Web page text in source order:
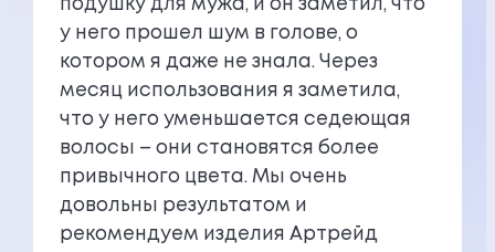
подушку для мужа, и он заметил, что
у него прошел шум в голове, о
котором я даже не знала. Через
месяц использования я заметила,
что у него уменьшается седеющая
волосы – они становятся более
привычного цвета. Мы очень
довольны результатом и
рекомендуем изделия Артрейд